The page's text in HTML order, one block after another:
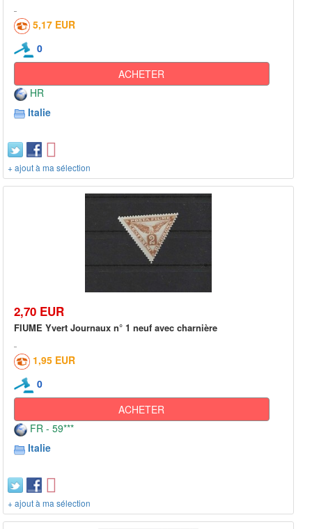
5,17 EUR
0
ACHETER
HR
Italie
+ ajout à ma sélection
2,70 EUR
FIUME Yvert Journaux n° 1 neuf avec charnière
1,95 EUR
0
ACHETER
FR - 59***
Italie
+ ajout à ma sélection